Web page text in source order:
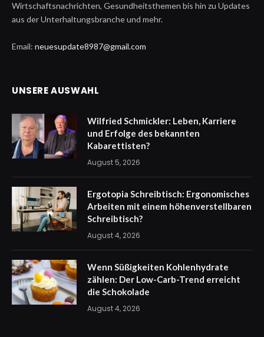
Wirtschaftsnachrichten, Gesundheitsthemen bis hin zu Updates
aus der Unterhaltungsbranche und mehr.
Email: neuesupdate8987@gmail.com
UNSERE AUSWAHL
Wilfried Schmickler: Leben, Karriere
und Erfolge des bekannten
Kabarettisten?
August 5, 2026
Ergotopia Schreibtisch: Ergonomisches
Arbeiten mit einem höhenverstellbaren
Schreibtisch?
August 4, 2026
Wenn Süßigkeiten Kohlenhydrate
zählen: Der Low-Carb-Trend erreicht
die Schokolade
August 4, 2026